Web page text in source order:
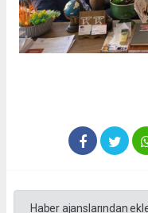
Haber ajanslarından